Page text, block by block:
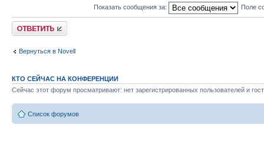
Показать сообщения за: Поле
Ответить
Вернуться в Novell
КТО СЕЙЧАС НА КОНФЕРЕНЦИИ
Сейчас этот форум просматривают: нет зарегистрированных пользователей и
Список форумов